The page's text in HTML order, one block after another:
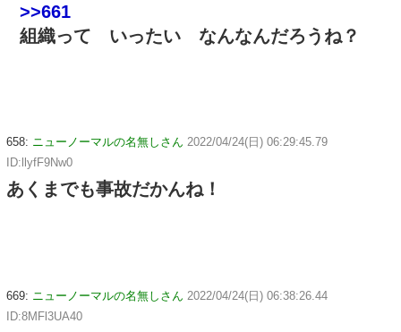
>>661
組織って いったい なんなんだろうね？
658: ニューノーマルの名無しさん 2022/04/24(日) 06:29:45.79
ID:llyfF9Nw0
あくまでも事故だかんね！
669: ニューノーマルの名無しさん 2022/04/24(日) 06:38:26.44
ID:8MFl3UA40